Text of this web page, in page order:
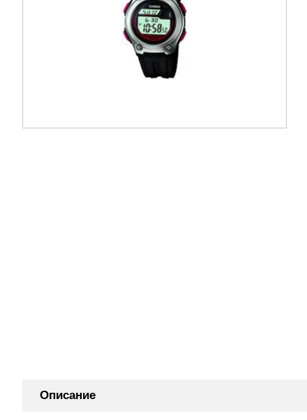
Описание